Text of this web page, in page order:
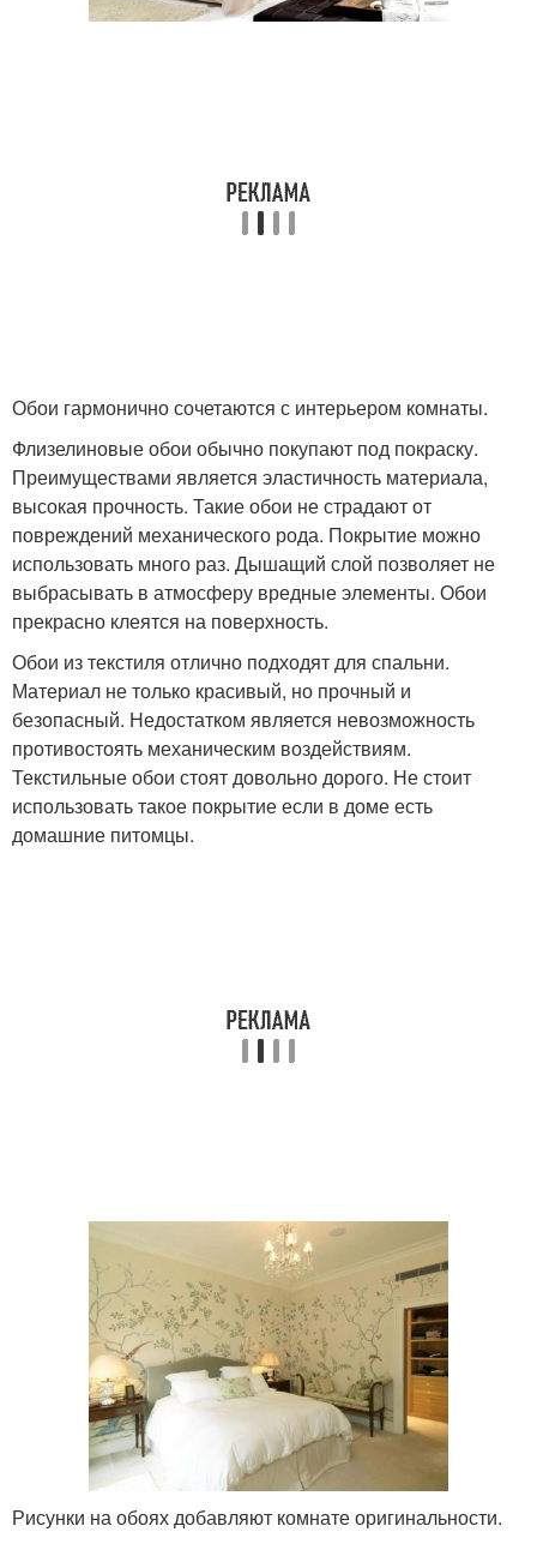
Обои гармонично сочетаются с интерьером комнаты.
Флизелиновые обои обычно покупают под покраску.
Преимуществами является эластичность материала,
высокая прочность. Такие обои не страдают от
повреждений механического рода. Покрытие можно
использовать много раз. Дышащий слой позволяет не
выбрасывать в атмосферу вредные элементы. Обои
прекрасно клеятся на поверхность.
Обои из текстиля отлично подходят для спальни.
Материал не только красивый, но прочный и
безопасный. Недостатком является невозможность
противостоять механическим воздействиям.
Текстильные обои стоят довольно дорого. Не стоит
использовать такое покрытие если в доме есть
домашние питомцы.
Рисунки на обоях добавляют комнате оригинальности.